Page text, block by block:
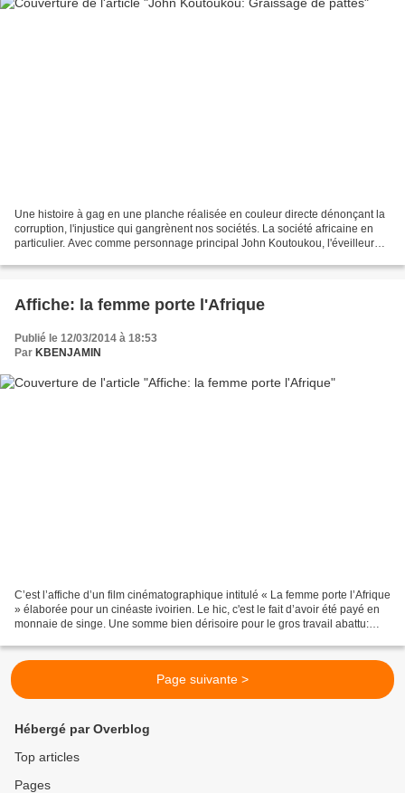
Une histoire à gag en une planche réalisée en couleur directe dénonçant la
corruption, l'injustice qui gangrènent nos sociétés. La société africaine en
particulier. Avec comme personnage principal John Koutoukou, l'éveilleur
Affiche: la femme porte l'Afrique
Publié le 12/03/2014 à 18:53
Par KBENJAMIN
C’est l’affiche d’un film cinématographique intitulé « La femme porte l’Afrique
» élaborée pour un cinéaste ivoirien. Le hic, c'est le fait d’avoir été payé en
monnaie de singe. Une somme bien dérisoire pour le gros travail abattu:
Page suivante >
Hébergé par Overblog
Top articles
Pages